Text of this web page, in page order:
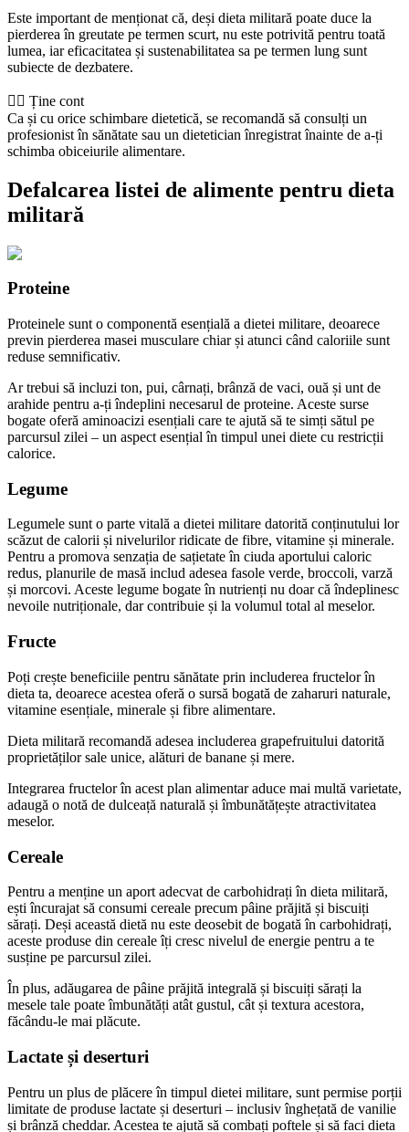
Este important de menționat că, deși dieta militară poate duce la
pierderea în greutate pe termen scurt, nu este potrivită pentru toată
lumea, iar eficacitatea și sustenabilitatea sa pe termen lung sunt
subiecte de dezbatere.
👨‍⚕️️ Ține cont
Ca și cu orice schimbare dietetică, se recomandă să consulți un
profesionist în sănătate sau un dietetician înregistrat înainte de a-ți
schimba obiceiurile alimentare.
Defalcarea listei de alimente pentru dieta
militară
Proteine
Proteinele sunt o componentă esențială a dietei militare, deoarece
previn pierderea masei musculare chiar și atunci când caloriile sunt
reduse semnificativ.
Ar trebui să incluzi ton, pui, cârnați, brânză de vaci, ouă și unt de
arahide pentru a-ți îndeplini necesarul de proteine. Aceste surse
bogate oferă aminoacizi esențiali care te ajută să te simți sătul pe
parcursul zilei – un aspect esențial în timpul unei diete cu restricții
calorice.
Legume
Legumele sunt o parte vitală a dietei militare datorită conținutului lor
scăzut de calorii și nivelurilor ridicate de fibre, vitamine și minerale.
Pentru a promova senzația de sațietate în ciuda aportului caloric
redus, planurile de masă includ adesea fasole verde, broccoli, varză
și morcovi. Aceste legume bogate în nutrienți nu doar că îndeplinesc
nevoile nutriționale, dar contribuie și la volumul total al meselor.
Fructe
Poți crește beneficiile pentru sănătate prin includerea fructelor în
dieta ta, deoarece acestea oferă o sursă bogată de zaharuri naturale,
vitamine esențiale, minerale și fibre alimentare.
Dieta militară recomandă adesea includerea grapefruitului datorită
proprietăților sale unice, alături de banane și mere.
Integrarea fructelor în acest plan alimentar aduce mai multă varietate,
adaugă o notă de dulceață naturală și îmbunătățește atractivitatea
meselor.
Cereale
Pentru a menține un aport adecvat de carbohidrați în dieta militară,
ești încurajat să consumi cereale precum pâine prăjită și biscuiți
sărați. Deși această dietă nu este deosebit de bogată în carbohidrați,
aceste produse din cereale îți cresc nivelul de energie pentru a te
susține pe parcursul zilei.
În plus, adăugarea de pâine prăjită integrală și biscuiți sărați la
mesele tale poate îmbunătăți atât gustul, cât și textura acestora,
făcându-le mai plăcute.
Lactate și deserturi
Pentru un plus de plăcere în timpul dietei militare, sunt permise porții
limitate de produse lactate și deserturi – inclusiv înghețată de vanilie
și brânză cheddar. Acestea te ajută să combați poftele și să faci dieta